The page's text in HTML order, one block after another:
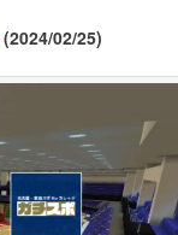
(2024/02/25)